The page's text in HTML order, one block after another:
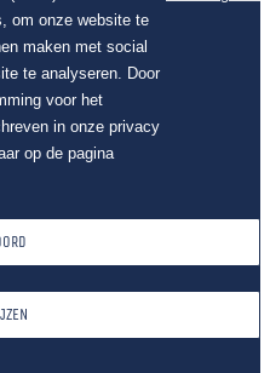
om onze website te
maken met social
te analyseren. Door
voor het
in onze privacy
op de pagina